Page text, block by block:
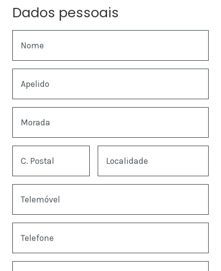
Dados pessoais
Nome
Apelido
Morada
C. Postal Localidade
Telemóvel
Telefone